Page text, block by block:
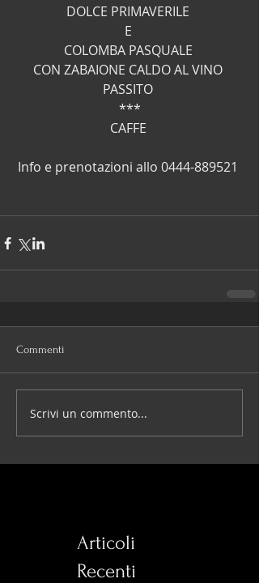
DOLCE PRIMAVERILE
E
COLOMBA PASQUALE
CON ZABAIONE CALDO AL VINO
PASSITO
***
CAFFE
Info e prenotazioni allo 0444-889521
Commenti
Scrivi un commento...
Articoli
Recenti